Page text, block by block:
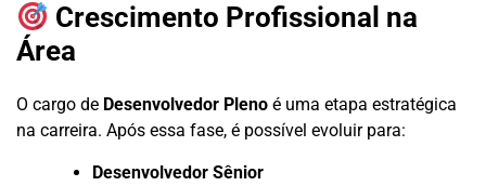
Crescimento Profissional na
Área
O cargo de Desenvolvedor Pleno é uma etapa estratégica
na carreira. Após essa fase, é possível evoluir para:
Desenvolvedor Sênior